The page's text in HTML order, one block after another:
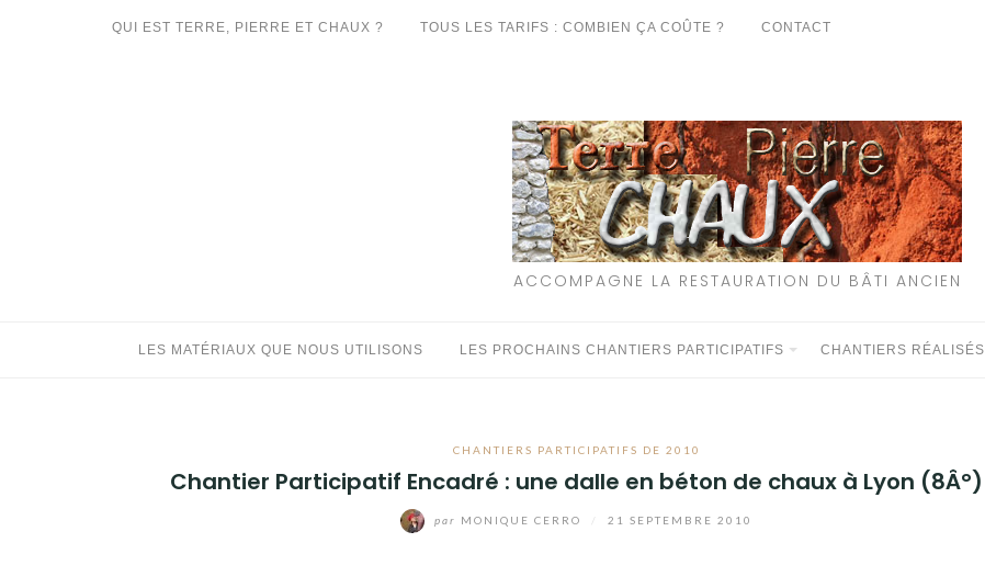
QUI EST TERRE, PIERRE ET CHAUX ? TOUS LES TARIFS : COMBIEN ÇA COÛTE ? CONTACT
ACCOMPAGNE LA RESTAURATION DU BÂTI ANCIEN
LES MATÉRIAUX QUE NOUS UTILISONS LES PROCHAINS CHANTIERS PARTICIPATIFS CHANTIERS RÉALISÉS
CHANTIERS PARTICIPATIFS DE 2010
Chantier Participatif Encadré : une dalle en béton de chaux à Lyon (8Â°)
par MONIQUE CERRO 21 SEPTEMBRE 2010